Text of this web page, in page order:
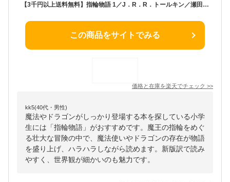
【3千円以上送料無料】指輪物語 1／J．R．R．トールキン／瀬田貞二／田中明子
この商品をサイトでみる
価格と在庫を楽天でチェック >>
kk5(40代・男性)
魔法やドラゴンがしっかり登場する本を探している小学
生には「指輪物語」がおすすめです。魔王の指輪をめぐ
る壮大な冒険の中で、魔法使いやドラゴンの存在が物語
を盛り上げ、ハラハラしながら読めます。新版訳で読み
やすく、世界観が細かいのも魅力です。